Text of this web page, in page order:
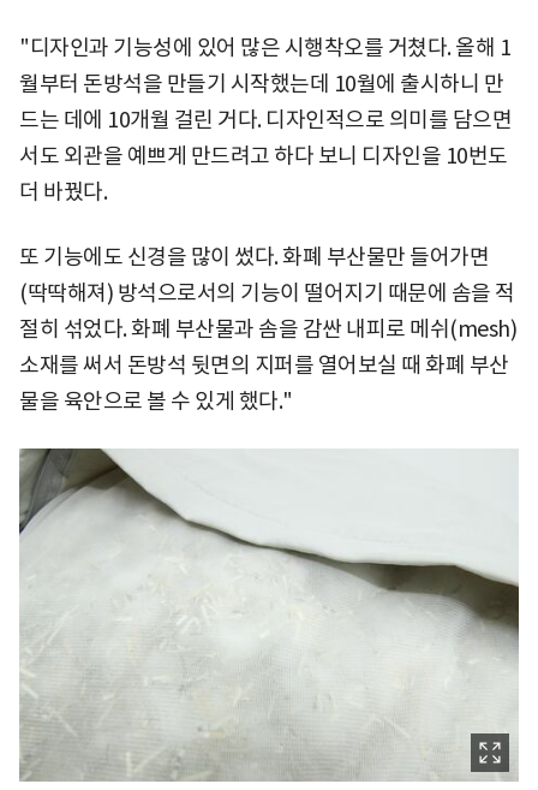
"디자인과 기능성에 있어 많은 시행착오를 거쳤다. 올해 1
월부터 돈방석을 만들기 시작했는데 10월에 출시하니 만
드는 데에 10개월 걸린 거다. 디자인적으로 의미를 담으면
서도 외관을 예쁘게 만드려고 하다 보니 디자인을 10번도
더 바꿨다.
또 기능에도 신경을 많이 썼다. 화폐 부산물만 들어가면
(딱딱해져) 방석으로서의 기능이 떨어지기 때문에 솜을 적
절히 섞었다. 화폐 부산물과 솜을 감싼 내피로 메쉬(mesh)
소재를 써서 돈방석 뒷면의 지퍼를 열어보실 때 화폐 부산
물을 육안으로 볼 수 있게 했다."